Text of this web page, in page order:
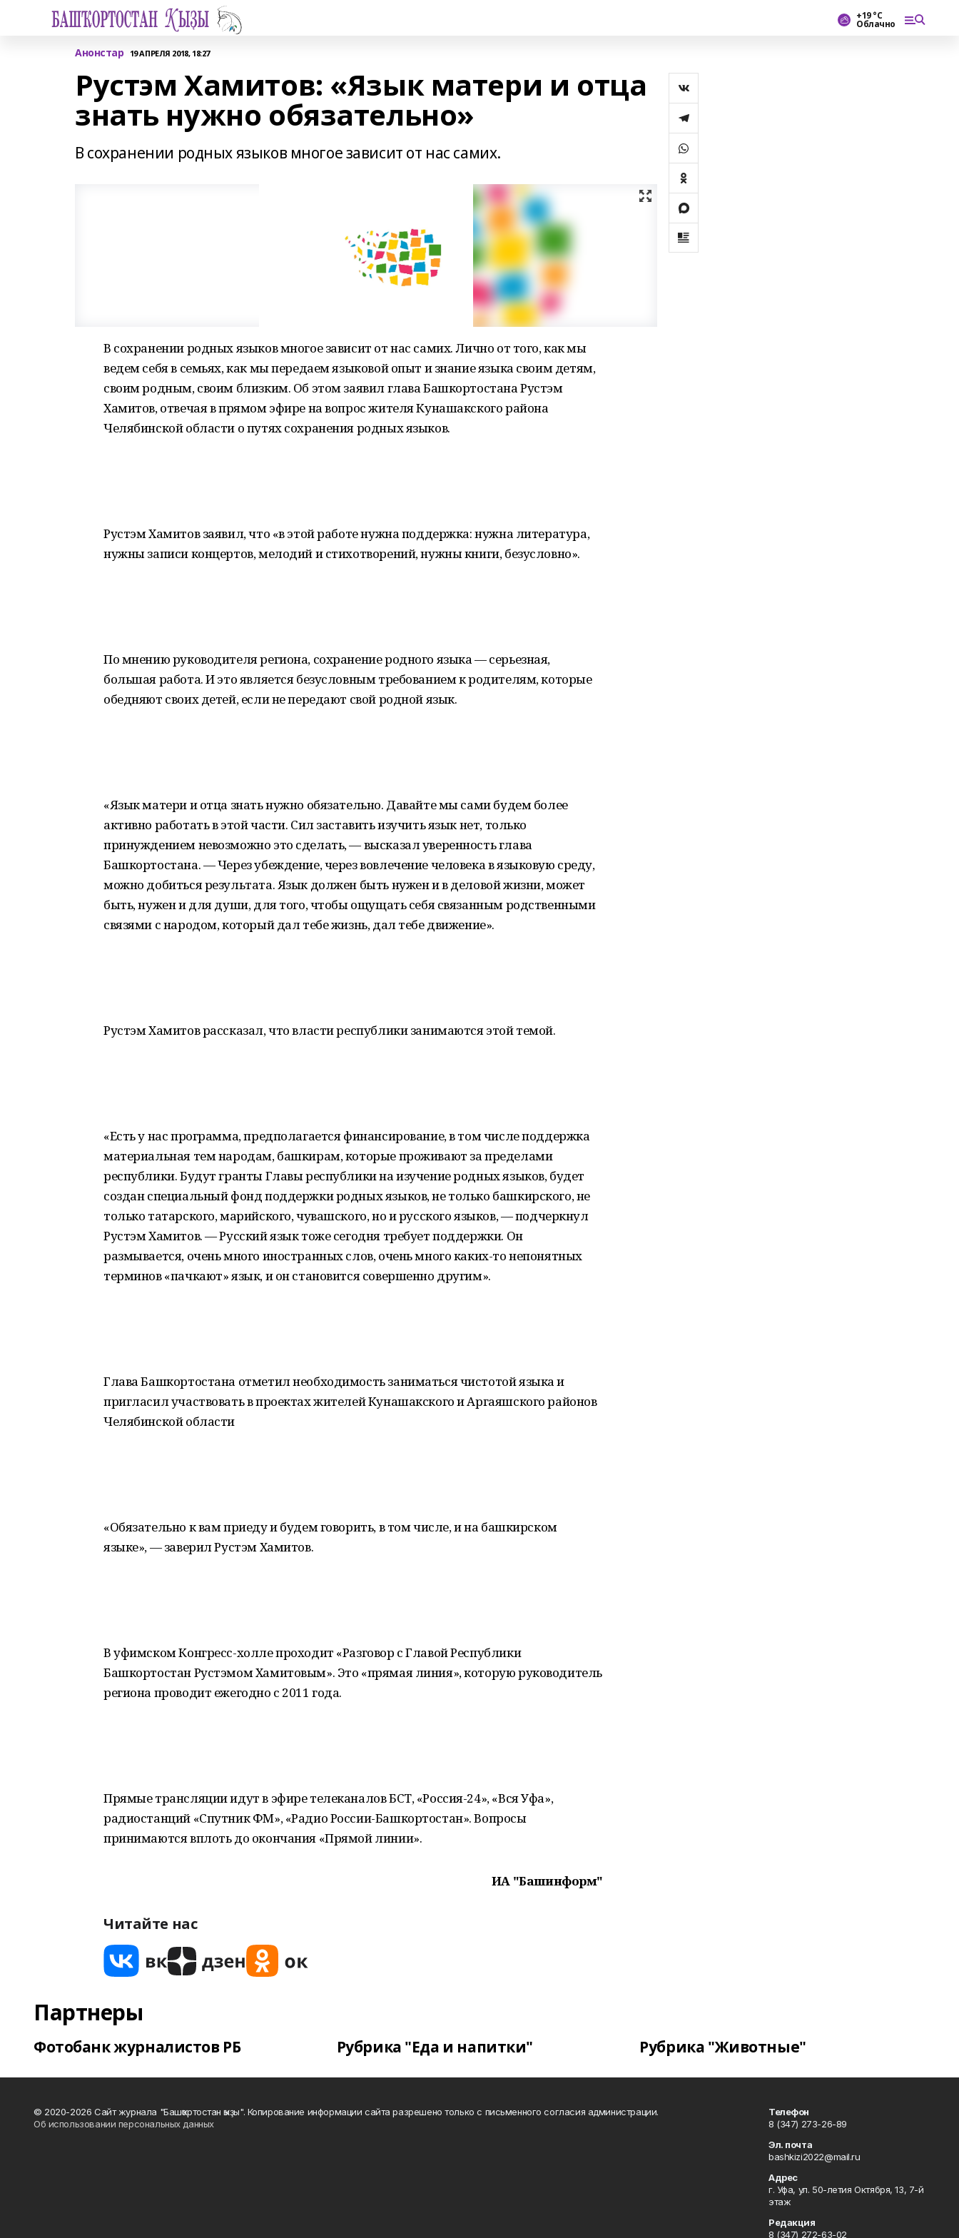
+19 °С
Облачно
Анонстар 19 АПРЕЛЯ 2018, 18:27
Рустэм Хамитов: «Язык матери и отца
знать нужно обязательно»
В сохранении родных языков многое зависит от нас самих.
В сохранении родных языков многое зависит от нас самих. Лично от того, как мы
ведем себя в семьях, как мы передаем языковой опыт и знание языка своим детям,
своим родным, своим близким. Об этом заявил глава Башкортостана Рустэм
Хамитов, отвечая в прямом эфире на вопрос жителя Кунашакского района
Челябинской области о путях сохранения родных языков.
Рустэм Хамитов заявил, что «в этой работе нужна поддержка: нужна литература,
нужны записи концертов, мелодий и стихотворений, нужны книги, безусловно».
По мнению руководителя региона, сохранение родного языка — серьезная,
большая работа. И это является безусловным требованием к родителям, которые
обедняют своих детей, если не передают свой родной язык.
«Язык матери и отца знать нужно обязательно. Давайте мы сами будем более
активно работать в этой части. Сил заставить изучить язык нет, только
принуждением невозможно это сделать, — высказал уверенность глава
Башкортостана. — Через убеждение, через вовлечение человека в языковую среду,
можно добиться результата. Язык должен быть нужен и в деловой жизни, может
быть, нужен и для души, для того, чтобы ощущать себя связанным родственными
связями с народом, который дал тебе жизнь, дал тебе движение».
Рустэм Хамитов рассказал, что власти республики занимаются этой темой.
«Есть у нас программа, предполагается финансирование, в том числе поддержка
материальная тем народам, башкирам, которые проживают за пределами
республики. Будут гранты Главы республики на изучение родных языков, будет
создан специальный фонд поддержки родных языков, не только башкирского, не
только татарского, марийского, чувашского, но и русского языков, — подчеркнул
Рустэм Хамитов. — Русский язык тоже сегодня требует поддержки. Он
размывается, очень много иностранных слов, очень много каких-то непонятных
терминов «пачкают» язык, и он становится совершенно другим».
Глава Башкортостана отметил необходимость заниматься чистотой языка и
пригласил участвовать в проектах жителей Кунашакского и Аргаяшского районов
Челябинской области
«Обязательно к вам приеду и будем говорить, в том числе, и на башкирском
языке», — заверил Рустэм Хамитов.
В уфимском Конгресс-холле проходит «Разговор с Главой Республики
Башкортостан Рустэмом Хамитовым». Это «прямая линия», которую руководитель
региона проводит ежегодно с 2011 года.
Прямые трансляции идут в эфире телеканалов БСТ, «Россия-24», «Вся Уфа»,
радиостанций «Спутник ФМ», «Радио России-Башкортостан». Вопросы
принимаются вплоть до окончания «Прямой линии».
ИА "Башинформ"
Читайте нас
Партнеры
Фотобанк журналистов РБ Рубрика "Еда и напитки" Рубрика "Животные"
© 2020-2026 Сайт журнала "Башҡортостан ҡыҙы". Копирование информации сайта разрешено только с письменного согласия администрации.
Об использовании персональных данных
Телефон
8 (347) 273-26-89
Эл. почта
bashkizi2022@mail.ru
Адрес
г. Уфа, ул. 50-летия Октября, 13, 7-й
этаж
Редакция
8 (347) 272-63-02